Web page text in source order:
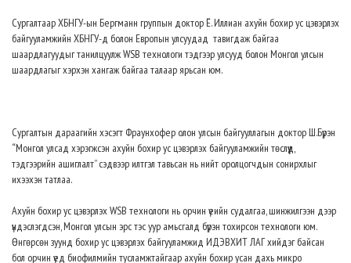
Сургалтаар ХБНГУ-ын Бергманн группын доктор Ё. Иллиан ахуйн бохир ус цэвэрлэх
байгууламжийн ХБНГУ-д болон Европын улсуудад тавигдаж байгаа
шаардлагуудыг танилцуулж WSB технологи тэдгээр улсууд болон Монгол улсын
шаардлагыг хэрхэн хангаж байгаа талаар ярьсан юм.
Сургалтын дараагийн хэсэгт Фраунхофер олон улсын байгууллагын доктор Ш.Бүрэн
“Монгол улсад хэрэгжсэн ахуйн бохир ус цэвэрлэх байгууламжийн төслүүд,
тэдгээрийн ашиглалт” сэдвээр илтгэл тавьсан нь нийт оролцогчдын сонирхлыг
ихээхэн татлаа.
Ахуйн бохир ус цэвэрлэх WSB технологи нь орчин үеийн судалгаа, шинжилгээн дээр
үндэслэгдсэн, Монгол улсын эрс тэс уур амьсгалд бүрэн тохирсон технологи юм.
Өнгөрсөн зуунд бохир ус цэвэрлэх байгууламжид ИДЭВХИТ ЛАГ хийдэг байсан
бол орчин үед биофилмийн тусламжтайгаар ахуйн бохир усан дахь микро